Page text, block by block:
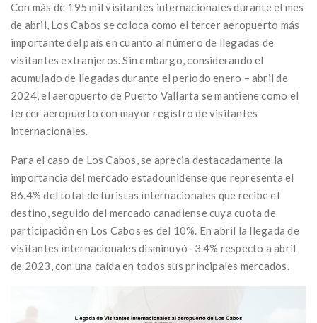
Con más de 195 mil visitantes internacionales durante el mes
de abril, Los Cabos se coloca como el tercer aeropuerto más
importante del país en cuanto al número de llegadas de
visitantes extranjeros. Sin embargo, considerando el
acumulado de llegadas durante el periodo enero – abril de
2024, el aeropuerto de Puerto Vallarta se mantiene como el
tercer aeropuerto con mayor registro de visitantes
internacionales.
Para el caso de Los Cabos, se aprecia destacadamente la
importancia del mercado estadounidense que representa el
86.4% del total de turistas internacionales que recibe el
destino, seguido del mercado canadiense cuya cuota de
participación en Los Cabos es del 10%. En abril la llegada de
visitantes internacionales disminuyó -3.4% respecto a abril
de 2023, con una caída en todos sus principales mercados.